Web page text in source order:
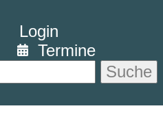
Login
Termine
Suche